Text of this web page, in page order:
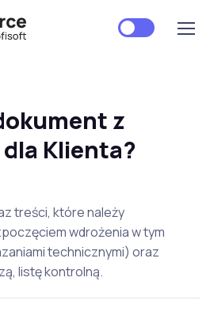
z
Klienta?
treści, które należy
wdrożenia w tym
technicznymi) oraz
listę kontrolną.